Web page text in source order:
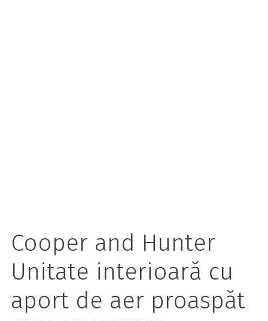
Cooper and Hunter
Unitate interioară cu
aport de aer proaspăt